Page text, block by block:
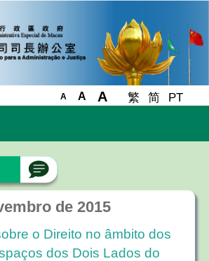
A A A 繁 简 PT
de 2015
o Direito no âmbito dos
dos Dois Lados do